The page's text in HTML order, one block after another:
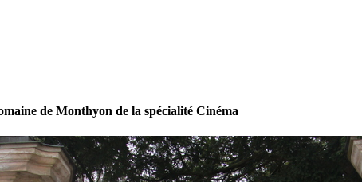
de Monthyon de la spécialité Cinéma